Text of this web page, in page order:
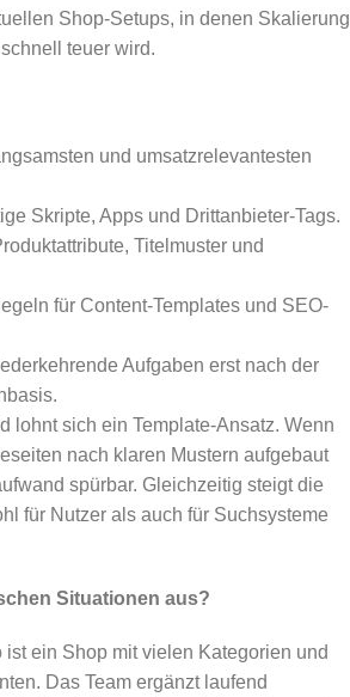
Shop-Setups, in denen Skalierung
teuer wird.
und umsatzrelevantesten
Skripte, Apps und Drittanbieter-Tags.
Titelmuster und
für Content-Templates und SEO-
Aufgaben erst nach der
lohnt sich ein Template-Ansatz. Wenn
nach klaren Mustern aufgebaut
spürbar. Gleichzeitig steigt die
für Nutzer als auch für Suchsysteme
Situationen aus?
ein Shop mit vielen Kategorien und
Das Team ergänzt laufend